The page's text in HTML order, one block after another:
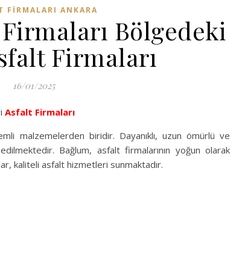
FIRMALARI ANKARA
Bölgedeki
Firmaları
16/01/2025
Asfalt Firmaları
malzemelerden biridir. Dayanıklı, uzun ömürlü ve
Bağlum, asfalt firmalarının yoğun olarak
kaliteli asfalt hizmetleri sunmaktadır.